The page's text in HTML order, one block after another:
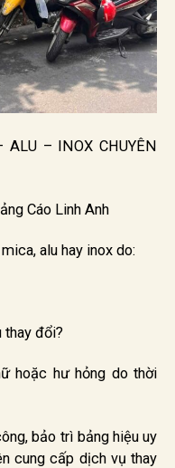
ALU – INOX CHUYÊN
Cáo Linh Anh
alu hay inox do:
thay đổi?
hoặc hư hỏng do thời
bảo trì bảng hiệu uy
cung cấp dịch vụ thay